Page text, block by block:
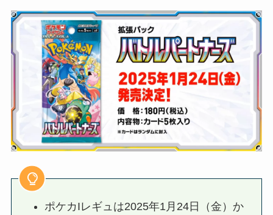
ポケカIレギュは2025年1月24日（金）か